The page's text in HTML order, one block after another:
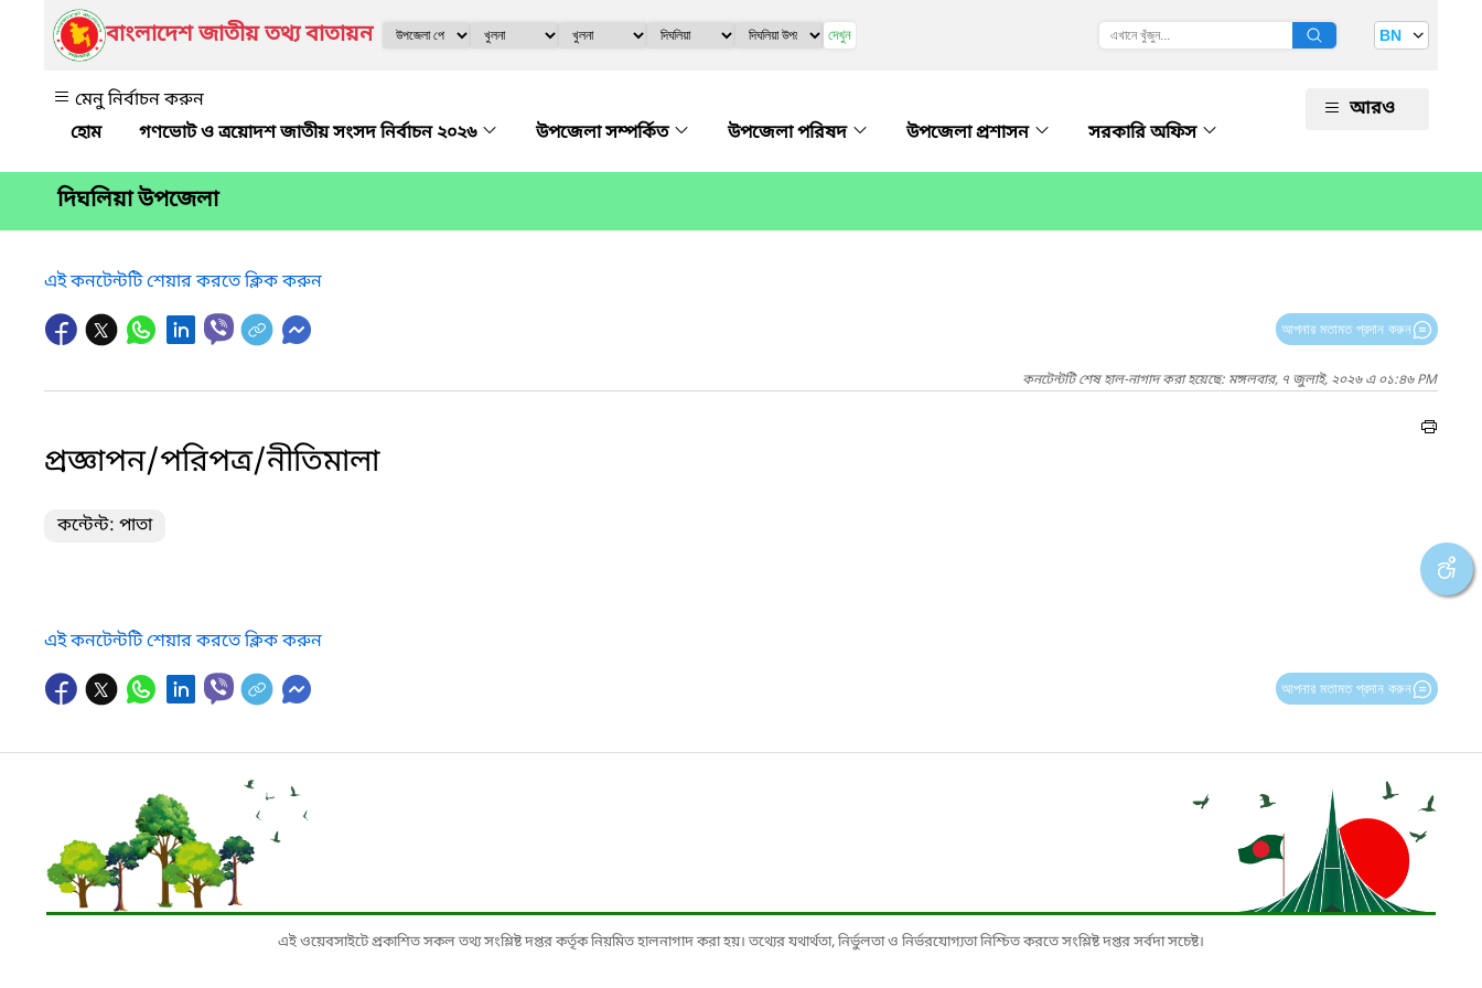
বাংলাদেশ জাতীয় তথ্য বাতায়ন দেখুন BN
মেনু নির্বাচন করুন
গণভোট ও ত্রয়োদশ জাতীয় সংসদ নির্বাচন ২০২৬
উপজেলা সম্পর্কিত উপজেলা পরিষদ উপজেলা প্রশাসন সরকারি অফিস
আরও
দিঘলিয়া উপজেলা
এই কনটেন্টটি শেয়ার করতে ক্লিক করুন
আপনার মতামত প্রদান করুন
কনটেন্টটি শেষ হাল-নাগাদ করা হয়েছে: মঙ্গলবার, ৭ জুলাই, ২০২৬ এ ০১:৪৬ PM
প্রজ্ঞাপন/পরিপত্র/নীতিমালা
কন্টেন্ট: পাতা
এই কনটেন্টটি শেয়ার করতে ক্লিক করুন
আপনার মতামত প্রদান করুন
এই ওয়েবসাইটে প্রকাশিত সকল তথ্য সংশ্লিষ্ট দপ্তর কর্তৃক নিয়মিত হালনাগাদ করা হয়। তথ্যের যথার্থতা, নির্ভুলতা ও নির্ভরযোগ্যতা নিশ্চিত করতে সংশ্লিষ্ট দপ্তর সর্বদা সচেষ্ট।